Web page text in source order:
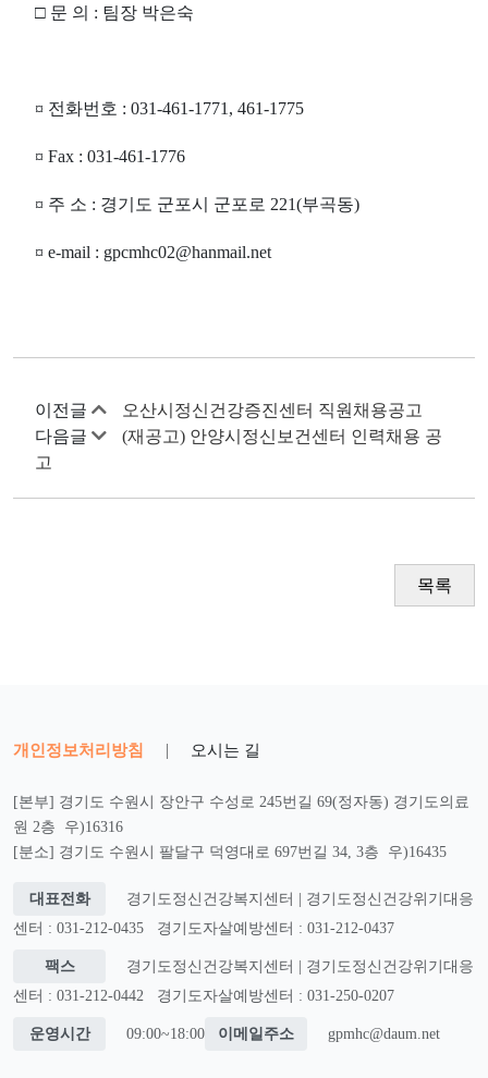
□ 문 의 : 팀장 박은숙
¤ 전화번호 : 031-461-1771, 461-1775
¤ Fax : 031-461-1776
¤ 주 소 : 경기도 군포시 군포로 221(부곡동)
¤ e-mail : gpcmhc02@hanmail.net
이전글
오산시정신건강증진센터 직원채용공고
다음글
(재공고) 안양시정신보건센터 인력채용 공
고
목록
개인정보처리방침 | 오시는 길
[본부] 경기도 수원시 장안구 수성로 245번길 69(정자동) 경기도의료
원 2층 우)16316
[분소] 경기도 수원시 팔달구 덕영대로 697번길 34, 3층 우)16435
대표전화
경기도정신건강복지센터 | 경기도정신건강위기대응
센터 : 031-212-0435
경기도자살예방센터 : 031-212-0437
팩스
경기도정신건강복지센터 | 경기도정신건강위기대응
센터 : 031-212-0442
경기도자살예방센터 : 031-250-0207
운영시간 09:00~18:00 이메일주소 gpmhc@daum.net